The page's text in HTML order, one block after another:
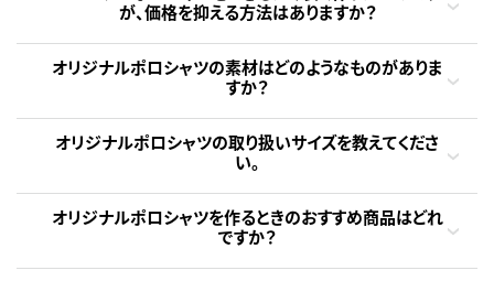
が、価格を抑える方法はありますか？
オリジナルポロシャツの素材はどのようなものがありま
すか？
オリジナルポロシャツの取り扱いサイズを教えてくださ
い。
オリジナルポロシャツを作るときのおすすめ商品はどれ
ですか？